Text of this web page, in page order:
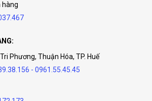
hàng
Phương, Thuận Hóa, TP. Huế
- 0961.55.45.45